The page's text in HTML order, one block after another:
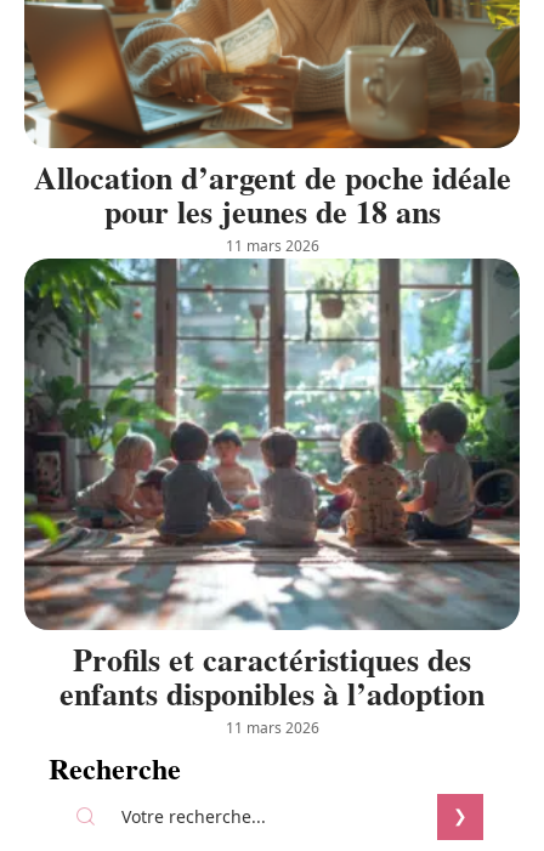
Allocation d’argent de poche idéale
pour les jeunes de 18 ans
11 mars 2026
Profils et caractéristiques des
enfants disponibles à l’adoption
11 mars 2026
Recherche